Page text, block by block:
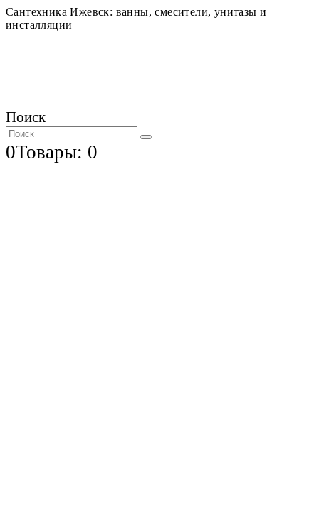
Сантехника Ижевск: ванны, смесители, унитазы и
инсталляции
Поиск
0Товары: 0